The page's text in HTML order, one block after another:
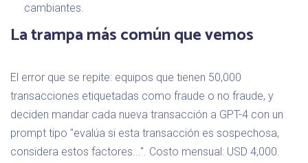
cambiantes.
La trampa más común que vemos
El error que se repite: equipos que tienen 50,000
transacciones etiquetadas como fraude o no fraude, y
deciden mandar cada nueva transacción a GPT-4 con un
prompt tipo "evalúa si esta transacción es sospechosa,
considera estos factores...". Costo mensual: USD 4,000.